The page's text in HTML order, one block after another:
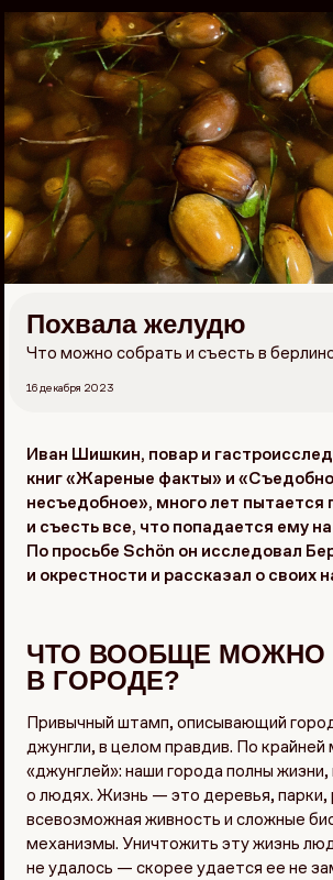
материалам
Похвала желудю
Что можно собрать и съесть в
16 декабря 2023
Иван Шишкин, повар и
книг «Жареные факты» и
несъедобное», много лет пытается
и съесть все, что попадается ему на
По просьбе Schön он исследовал
и окрестности и рассказал о своих
ЧТО ВООБЩЕ МОЖНО
В ГОРОДЕ?
Привычный штамп, описывающий
джунгли, в целом правдив. По крайней
«джунглей»: наши города полны жизни,
о людях. Жизнь — это деревья, парки,
всевозможная живность и сложные
механизмы. Уничтожить эту жизнь
не удалось — скорее удается ее не